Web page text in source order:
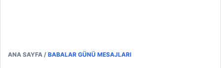
ANA SAYFA / BABALAR GÜNÜ MESAJLARI